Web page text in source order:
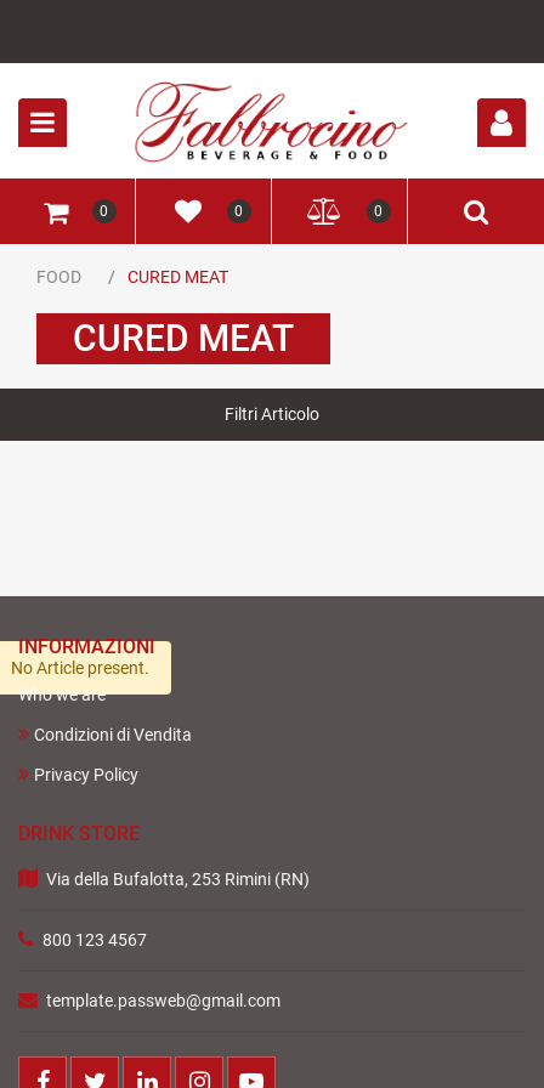
0 0 0
FOOD CURED MEAT
CURED MEAT
Filtri Articolo
No Article present.
INFORMAZIONI
Who we are
Condizioni di Vendita
Privacy Policy
DRINK STORE
Via della Bufalotta, 253 Rimini (RN)
800 123 4567
template.passweb@gmail.com
FacebookTwitter LinkedIn